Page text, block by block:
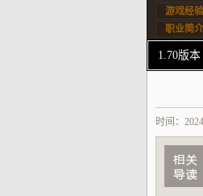
游戏经验
职业简介
1.70版本
时间：